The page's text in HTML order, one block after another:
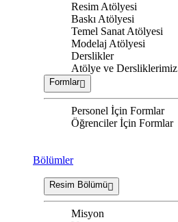
Resim Atölyesi
Baskı Atölyesi
Temel Sanat Atölyesi
Modelaj Atölyesi
Derslikler
Atölye ve Dersliklerimiz
Formlar
Personel İçin Formlar
Öğrenciler İçin Formlar
Bölümler
Resim Bölümü
Misyon